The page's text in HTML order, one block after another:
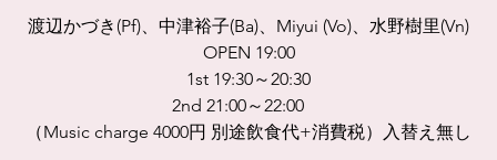
渡辺かづき(Pf)、中津裕子(Ba)、Miyui (Vo)、水野樹里(Vn)
OPEN 19:00
1st 19:30～20:30
2nd 21:00～22:00
（Music charge 4000円 別途飲食代+消費税）入替え無し